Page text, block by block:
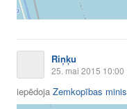
Riņķu
25. mai 2015 10:00
iepēdoja Zemkopības